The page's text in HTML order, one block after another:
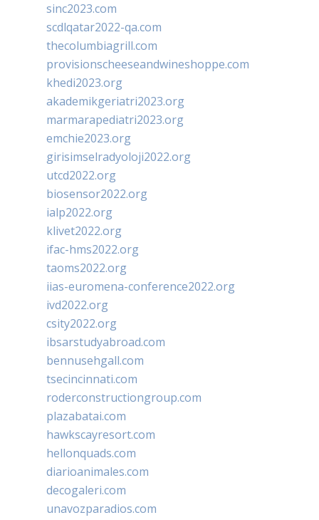
sinc2023.com
scdlqatar2022-qa.com
thecolumbiagrill.com
provisionscheeseandwineshoppe.com
khedi2023.org
akademikgeriatri2023.org
marmarapediatri2023.org
emchie2023.org
girisimselradyoloji2022.org
utcd2022.org
biosensor2022.org
ialp2022.org
klivet2022.org
ifac-hms2022.org
taoms2022.org
iias-euromena-conference2022.org
ivd2022.org
csity2022.org
ibsarstudyabroad.com
bennusehgall.com
tsecincinnati.com
roderconstructiongroup.com
plazabatai.com
hawkscayresort.com
hellonquads.com
diarioanimales.com
decogaleri.com
unavozparadios.com